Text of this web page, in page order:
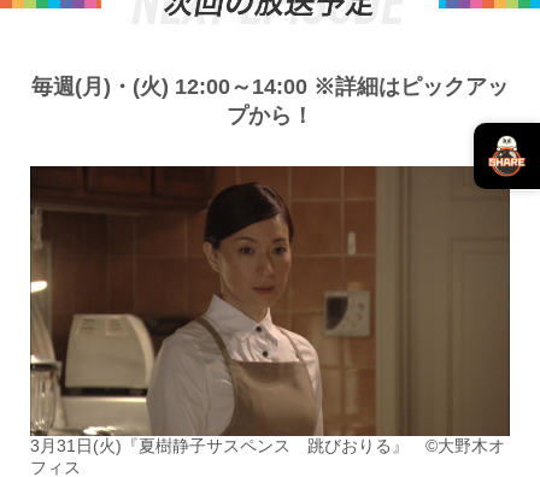
毎週(月)・(火) 12:00～14:00 ※詳細はピックアッ
プから！
3月31日(火)『夏樹静子サスペンス 跳びおりる』 ©大野木オ
フィス